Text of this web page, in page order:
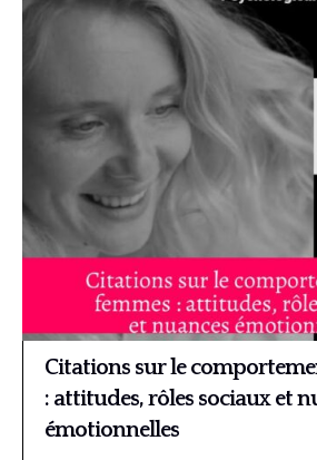
Citations sur le
: attitudes, rôles sociaux et
émotionnelles